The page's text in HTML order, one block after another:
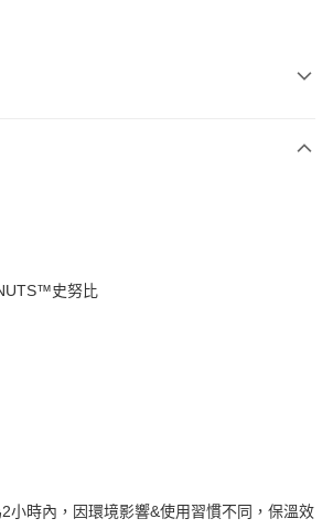
】
供，台灣大哥大用戶可立即使用無須另外申請。
史努比
小時內，因環境影響&使用習慣不同，保溫效